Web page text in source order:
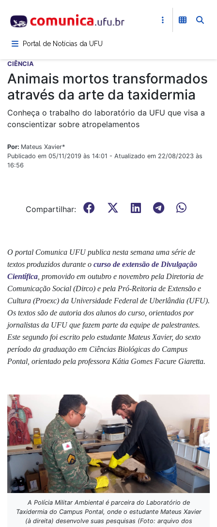
para
conteúdoPortal de Notícias da UFU
CIÊNCIA
Animais mortos transformados
através da arte da taxidermia
Conheça o trabalho do laboratório da UFU que visa a
conscientizar sobre atropelamentos
Por: Mateus Xavier*
Publicado em 05/11/2019 às 14:01 - Atualizado em 22/08/2023 às
16:56
Compartilhar:
O portal Comunica UFU publica nesta semana uma série de
textos produzidos durante o curso de extensão de Divulgação
Científica , promovido em outubro e novembro pela Diretoria de
Comunicação Social (Dirco) e pela Pró-Reitoria de Extensão e
Cultura (Proexc) da Universidade Federal de Uberlândia (UFU).
Os textos são de autoria dos alunos do curso, orientados por
jornalistas da UFU que fazem parte da equipe de palestrantes.
Este segundo foi escrito pelo estudante Mateus Xavier, do sexto
período da graduação em Ciências Biológicas do Campus
Pontal, orientado pela professora Kátia Gomes Facure Giaretta.
A Polícia Militar Ambiental é parceira do Laboratório de
Taxidermia do Campus Pontal, onde o estudante Mateus Xavier
(à direita) desenvolve suas pesquisas (Foto: arquivo dos